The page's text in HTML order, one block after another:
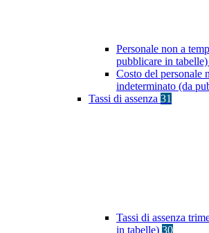
Personale non a
pubblicare in tabelle)
Costo del personale
indeterminato (da
Tassi di assenza 31
Tassi di assenza
in tabelle) 30